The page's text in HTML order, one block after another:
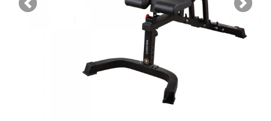
Previous Next